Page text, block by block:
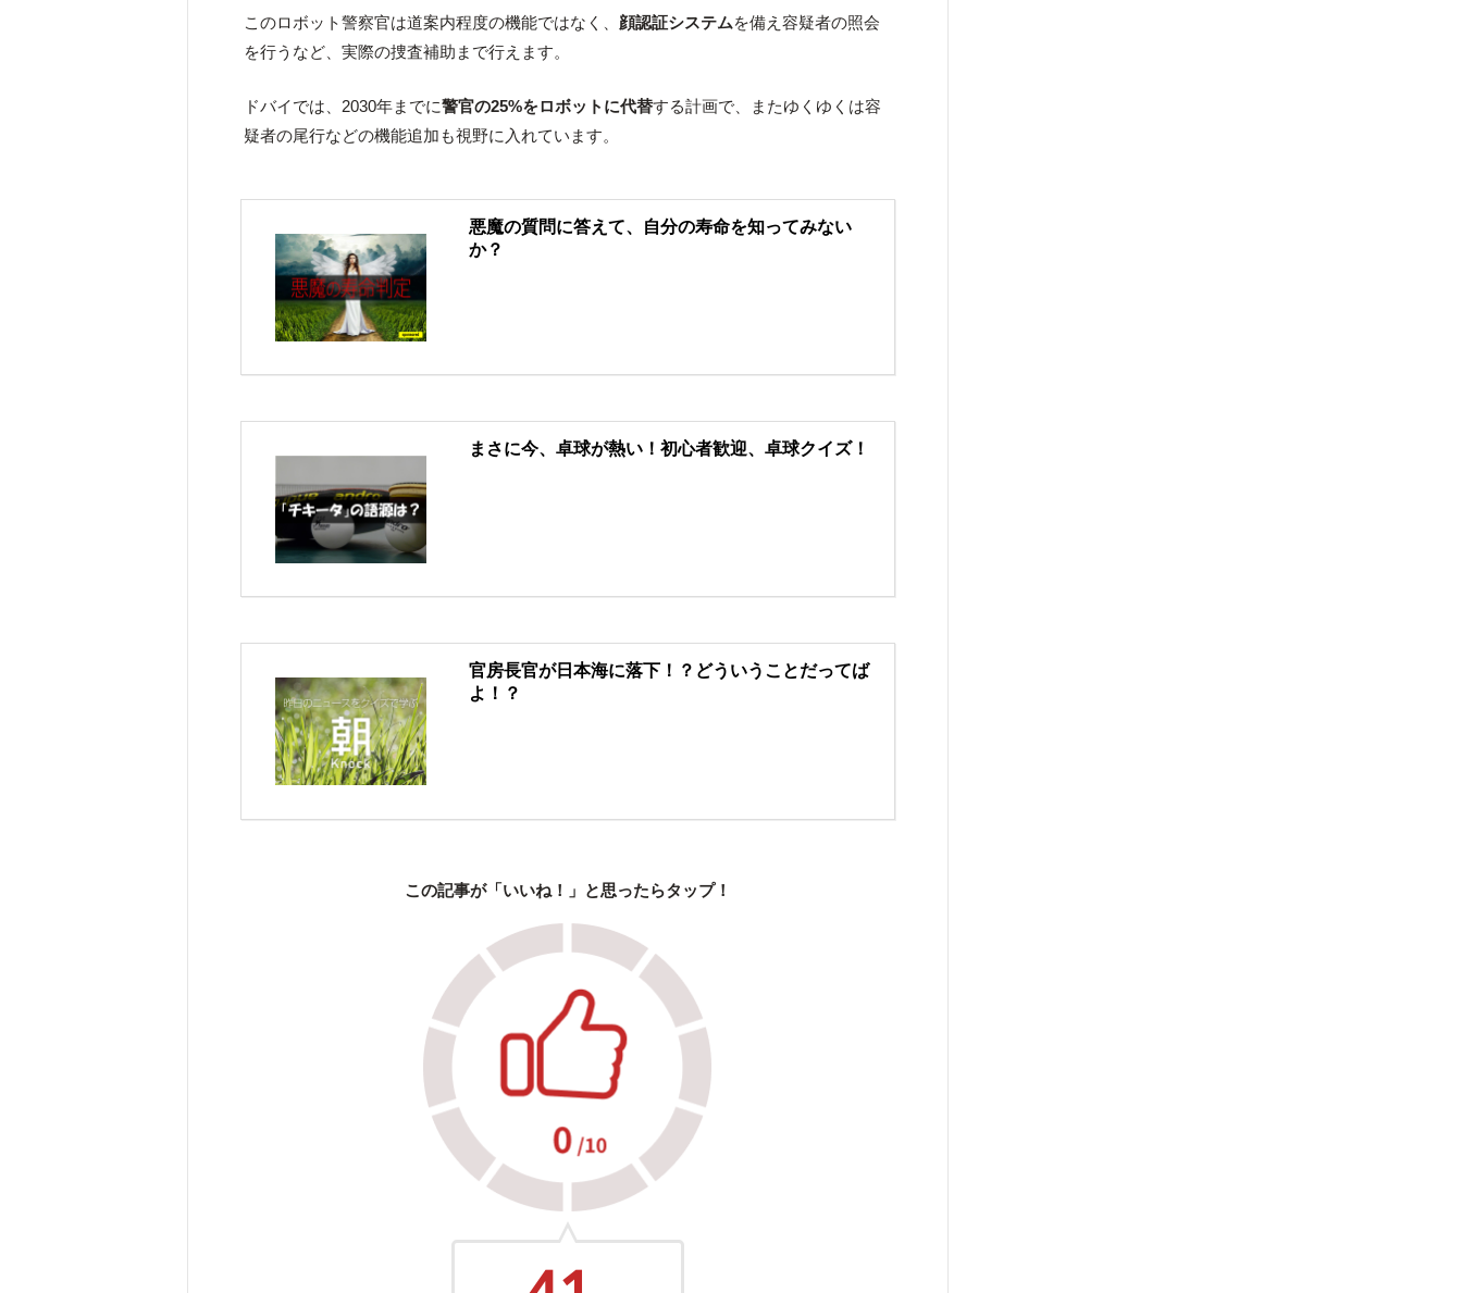
このロボット警察官は道案内程度の機能ではなく、 顔認証システムを備え容疑者の照会
を行うなど、実際の捜査補助まで行えます。
ドバイでは、2030年までに警官の25%をロボットに代替する計画で、またゆくゆくは容
疑者の尾行などの機能追加も視野に入れています。
悪魔の質問に答えて、自分の寿命を知ってみない
か？
まさに今、卓球が熱い！初心者歓迎、卓球クイズ！
官房長官が日本海に落下！？どういうことだってば
よ！？
この記事が「いいね！」と思ったらタップ！